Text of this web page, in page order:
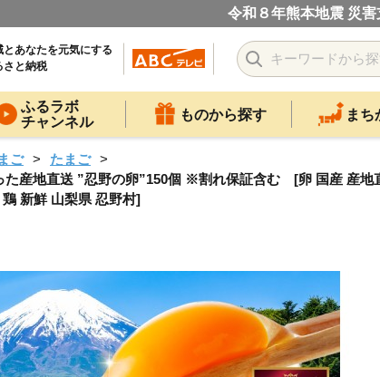
令和８年熊本地震 災
とあなたを元気にする
さと納税
ふるラボ
チャンネル
ものから探す まち
ご
たまご
た産地直送 ”忍野の卵”150個 ※割れ保証含む [卵 国産 産
新鮮 山梨県 忍野村]